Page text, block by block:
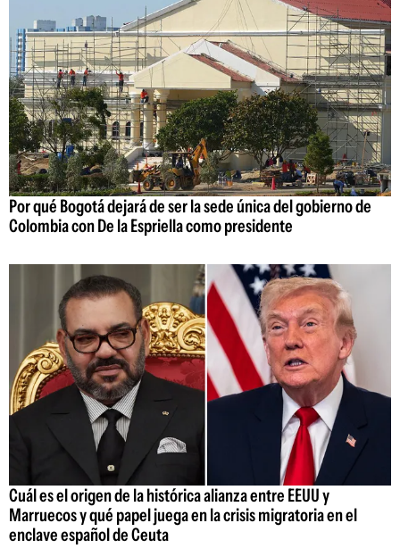
Por qué Bogotá dejará de ser la sede única del gobierno de
Colombia con De la Espriella como presidente
Cuál es el origen de la histórica alianza entre EEUU y
Marruecos y qué papel juega en la crisis migratoria en el
enclave español de Ceuta